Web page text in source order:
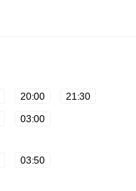
20:00
21:30
03:00
03:50